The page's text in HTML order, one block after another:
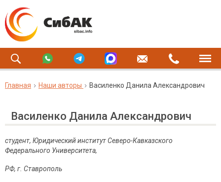
Главная Наши авторы Василенко Данила Александрович
Василенко Данила Александрович
студент, Юридический институт Северо-Кавказского
Федерального Университета,
РФ, г. Ставрополь